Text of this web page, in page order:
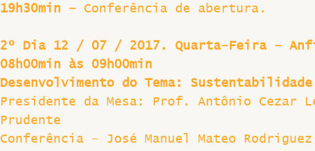
19h30min – Conferência de abertura.
2º Dia 12 / 07 / 2017. Quarta–Feira –
08h00min às 09h00min
Desenvolvimento do Tema:
Presidente da Mesa: Prof. Antônio Cezar
Prudente
Conferência – José Manuel Mateo